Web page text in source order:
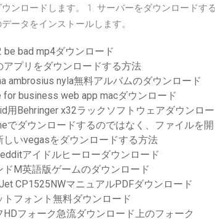
ウンロードします。 1. サーバーをダウンロードす
ータをインストールします。
be bad mp4ダウンロード
アプリをダウンロードする方法
ambrosius nyla無料アルバムのダウンロード
for business web app macダウンロード
用Behringer x32ラックソフトウェアダウンロ
でダウンロードするのではなく、ファイルを開
しいvegasをダウンロードする方法
アイドルヒーローダウンロード
ドM英語版ゲームのダウンロード
CP1525NWマニュアルPDFダウンロード
トフォント無料ダウンロード
HDフォーク急流ダウンロード上のフォーク